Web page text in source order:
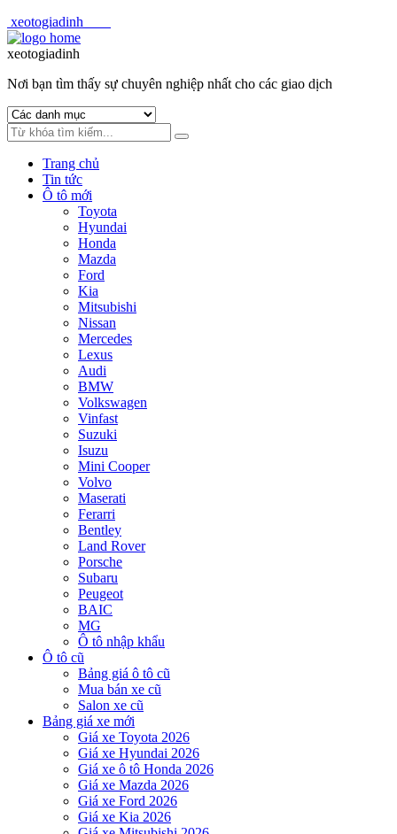
xeotogiadinh
Skip
to
Skip
to
xeotogiadinh
Nơi bạn tìm thấy sự chuyên nghiệp nhất cho các giao dịch
Trang chủ
Tin tức
Ô tô mới
Toyota
Hyundai
Honda
Mazda
Ford
Kia
Mitsubishi
Nissan
Mercedes
Lexus
Audi
BMW
Volkswagen
Vinfast
Suzuki
Isuzu
Mini Cooper
Volvo
Maserati
Ferarri
Bentley
Land Rover
Porsche
Subaru
Peugeot
BAIC
MG
Ô tô nhập khẩu
Ô tô cũ
Bảng giá ô tô cũ
Mua bán xe cũ
Salon xe cũ
Bảng giá xe mới
Giá xe Toyota 2026
Giá xe Hyundai 2026
Giá xe ô tô Honda 2026
Giá xe Mazda 2026
Giá xe Ford 2026
Giá xe Kia 2026